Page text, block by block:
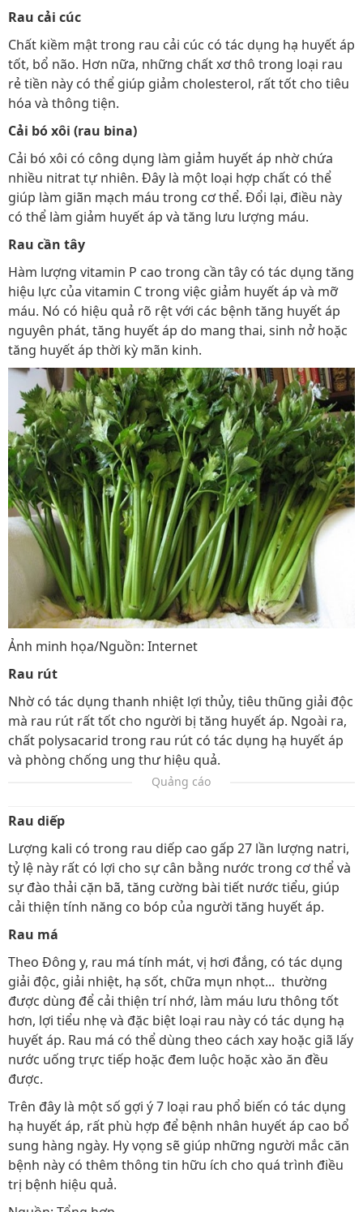
Rau cải cúc
Chất kiềm mật trong rau cải cúc có tác dụng hạ huyết áp
tốt, bổ não. Hơn nữa, những chất xơ thô trong loại rau
rẻ tiền này có thể giúp giảm cholesterol, rất tốt cho tiêu
hóa và thông tiện.
Cải bó xôi (rau bina)
Cải bó xôi có công dụng làm giảm huyết áp nhờ chứa
nhiều nitrat tự nhiên. Đây là một loại hợp chất có thể
giúp làm giãn mạch máu trong cơ thể. Đổi lại, điều này
có thể làm giảm huyết áp và tăng lưu lượng máu.
Rau cần tây
Hàm lượng vitamin P cao trong cần tây có tác dụng tăng
hiệu lực của vitamin C trong việc giảm huyết áp và mỡ
máu. Nó có hiệu quả rõ rệt với các bệnh tăng huyết áp
nguyên phát, tăng huyết áp do mang thai, sinh nở hoặc
tăng huyết áp thời kỳ mãn kinh.
Ảnh minh họa/Nguồn: Internet
Rau rút
Nhờ có tác dụng thanh nhiệt lợi thủy, tiêu thũng giải độc
mà rau rút rất tốt cho người bị tăng huyết áp. Ngoài ra,
chất polysacarid trong rau rút có tác dụng hạ huyết áp
và phòng chống ung thư hiệu quả.
Quảng cáo
Rau diếp
Lượng kali có trong rau diếp cao gấp 27 lần lượng natri,
tỷ lệ này rất có lợi cho sự cân bằng nước trong cơ thể và
sự đào thải cặn bã, tăng cường bài tiết nước tiểu, giúp
cải thiện tính năng co bóp của người tăng huyết áp.
Rau má
Theo Đông y, rau má tính mát, vị hơi đắng, có tác dụng
giải độc, giải nhiệt, hạ sốt, chữa mụn nhọt... thường
được dùng để cải thiện trí nhớ, làm máu lưu thông tốt
hơn, lợi tiểu nhẹ và đặc biệt loại rau này có tác dụng hạ
huyết áp. Rau má có thể dùng theo cách xay hoặc giã lấy
nước uống trực tiếp hoặc đem luộc hoặc xào ăn đều
được.
Trên đây là một số gợi ý 7 loại rau phổ biến có tác dụng
hạ huyết áp, rất phù hợp để bệnh nhân huyết áp cao bổ
sung hàng ngày. Hy vọng sẽ giúp những người mắc căn
bệnh này có thêm thông tin hữu ích cho quá trình điều
trị bệnh hiệu quả.